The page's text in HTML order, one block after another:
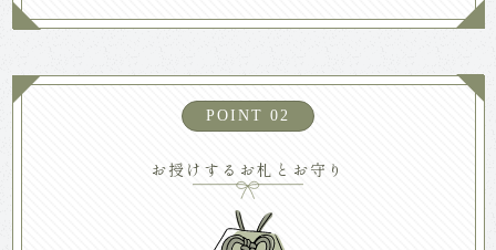
POINT 02
お授けするお札とお守り